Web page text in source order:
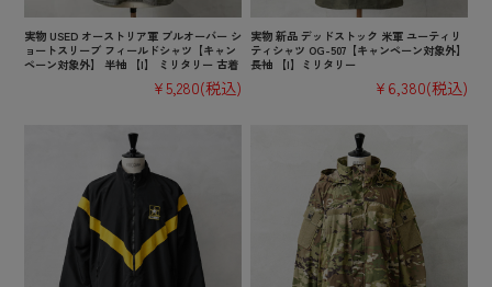
実物 USED オーストリア軍 プルオーバー シ
ョートスリーブ フィールドシャツ【キャン
ペーン対象外】 半袖 【I】 ミリタリー 古着
¥5,280(税込)
実物 新品 デッドストック 米軍 ユーティリ
ティシャツ OG-507【キャンペーン対象外】
長袖 【I】ミリタリー
¥6,380(税込)